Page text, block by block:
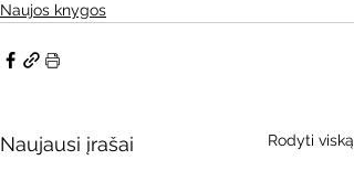
Naujos knygos
Naujausi įrašai Rodyti viską